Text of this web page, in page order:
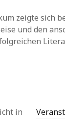
zeigte sich
und den
in